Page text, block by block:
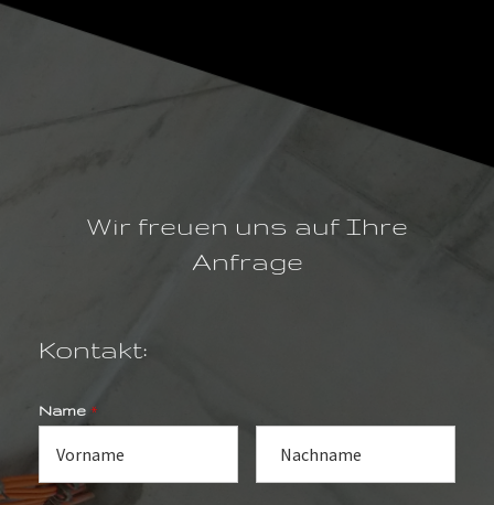
Wir freuen uns auf Ihre
Anfrage
Kontakt:
Name *